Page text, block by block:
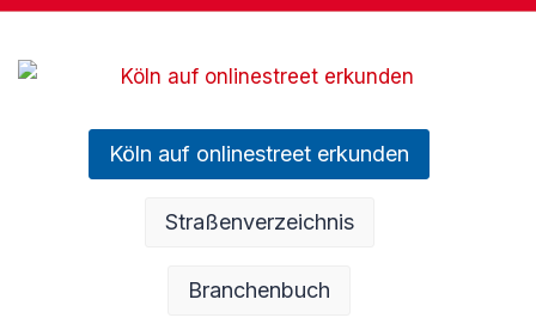
Köln auf onlinestreet erkunden
Straßenverzeichnis
Branchenbuch